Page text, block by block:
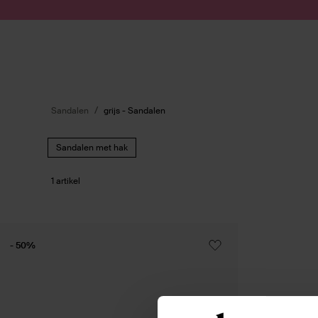
Sandalen grijs - Sandalen
Sandalen met hak
1 artikel
- 50%